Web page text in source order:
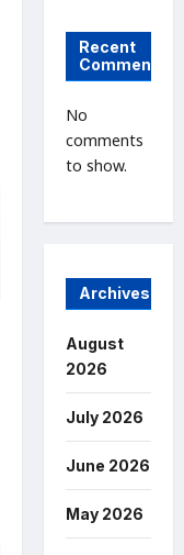
Recent
Comments
No
comments
to show.
Archives
August
2026
July 2026
June 2026
May 2026